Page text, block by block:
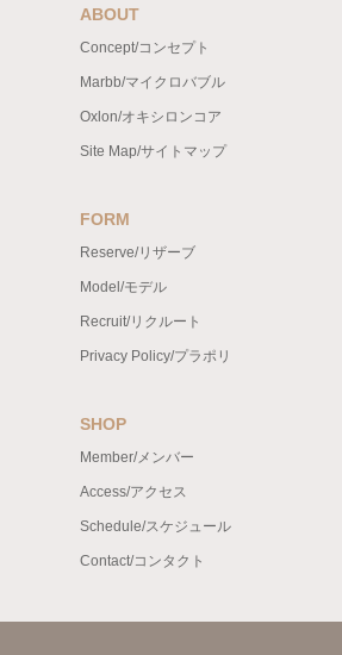
ABOUT
Concept/コンセプト
Marbb/マイクロバブル
Oxlon/オキシロンコア
Site Map/サイトマップ
FORM
Reserve/リザーブ
Model/モデル
Recruit/リクルート
Privacy Policy/プラポリ
SHOP
Member/メンバー
Access/アクセス
Schedule/スケジュール
Contact/コンタクト